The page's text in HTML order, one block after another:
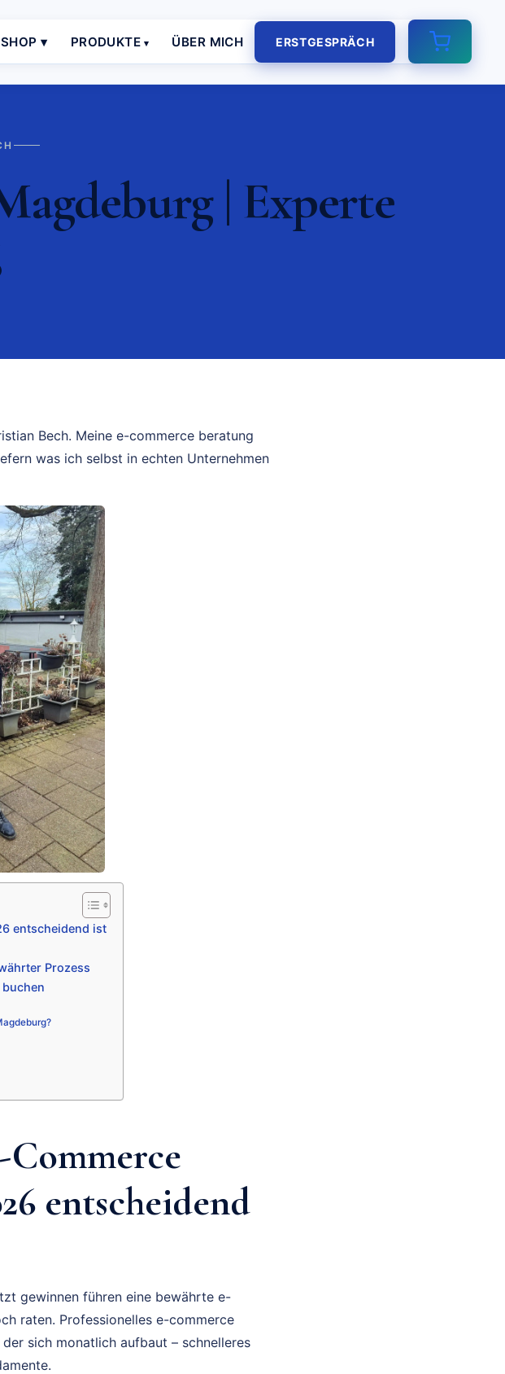
SHOP ▾ PRODUKTE ÜBER MICH ERSTGESPRÄCH
| Experte
Bech. Meine e-commerce beratung
was ich selbst in echten Unternehmen
entscheidend ist
Prozess
entscheidend
gewinnen führen eine bewährte e-
raten. Professionelles e-commerce
sich monatlich aufbaut – schnelleres